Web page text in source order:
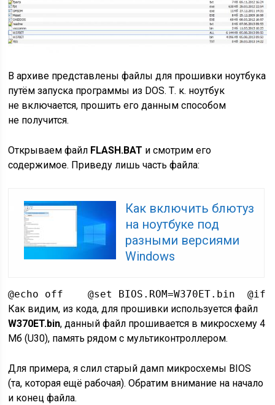
В архиве представлены файлы для прошивки ноутбука
путём запуска программы из DOS. Т. к. ноутбук
не включается, прошить его данным способом
не получится.
Открываем файл FLASH.BAT и смотрим его
содержимое. Приведу лишь часть файла:
Как включить блютуз
на ноутбуке под
разными версиями
Windows
@echo off    @set BIOS.ROM=W370ET.bin  @if
Как видим, из кода, для прошивки используется файл
W370ET.bin, данный файл прошивается в микросхему 4
Мб (U30), память рядом с мультиконтроллером.
Для примера, я слил старый дамп микросхемы BIOS
(та, которая ещё рабочая). Обратим внимание на начало
и конец файла.